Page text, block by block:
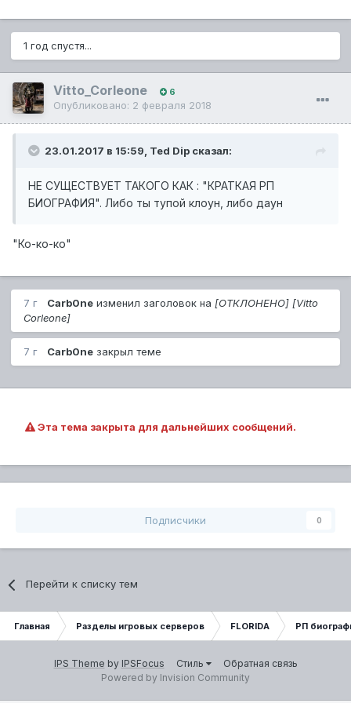
1 год спустя...
Vitto_Corleone 6
Опубликовано: 2 февраля 2018
23.01.2017 в 15:59, Ted Dip сказал:
НЕ СУЩЕСТВУЕТ ТАКОГО КАК : "КРАТКАЯ РП
БИОГРАФИЯ". Либо ты тупой клоун, либо даун
"Ко-ко-ко"
7 г Carb0ne изменил заголовок на [ОТКЛОНЕНО] [Vitto
Corleone]
7 г Carb0ne закрыл теме
Эта тема закрыта для дальнейших сообщений.
Подписчики 0
Перейти к списку тем
Главная Разделы игровых серверов FLORIDA РП
IPS Theme by IPSFocus Стиль
Обратная связь
Powered by Invision Community